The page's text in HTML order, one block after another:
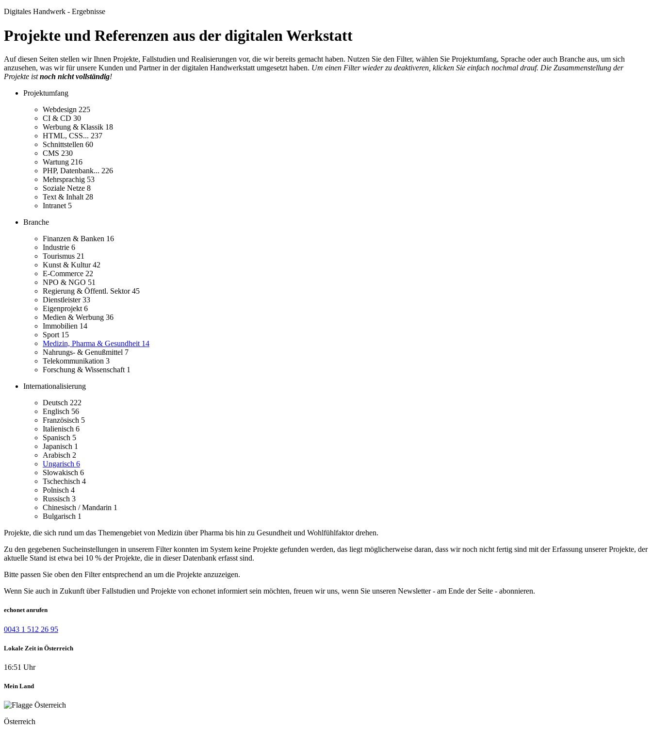
Digitales Handwerk - Ergebnisse
Projekte und Referenzen aus der digitalen Werkstatt
Auf diesen Seiten stellen wir Ihnen Projekte, Fallstudien und Realisierungen vor, die wir bereits gemacht haben. Nutzen Sie den Filter, wählen Sie Projektumfang, Sprache oder auch Branche aus, um sich
anzusehen, was wir für unsere Kunden und Partner in der digitalen Handwerkstatt umgesetzt haben. Um einen Filter wieder zu deaktiveren, klicken Sie einfach nochmal drauf. Die Zusammenstellung der
Projekte istnoch nicht vollständig!
Projektumfang
Webdesign 225
CI & CD 30
Werbung & Klassik 18
HTML, CSS... 237
Schnittstellen 60
CMS 230
Wartung 216
PHP, Datenbank... 226
Mehrsprachig 53
Soziale Netze 8
Text & Inhalt 28
Intranet 5
Branche
Finanzen & Banken 16
Industrie 6
Tourismus 21
Kunst & Kultur42
E-Commerce 22
NPO & NGO 51
Regierung & Öffentl. Sektor45
Dienstleister33
Eigenprojekt 6
Medien & Werbung 36
Immobilien 14
Sport 15
Medizin, Pharma & Gesundheit 14
Nahrungs- & Genußmittel 7
Telekommunikation 3
Forschung & Wissenschaft 1
Internationalisierung
Deutsch 222
Englisch 56
Französisch 5
Italienisch 6
Spanisch 5
Japanisch 1
Arabisch 2
Ungarisch 6
Slowakisch 6
Tschechisch 4
Polnisch 4
Russisch 3
Chinesisch / Mandarin 1
Bulgarisch 1
Projekte, die sich rund um das Themengebiet von Medizin über Pharma bis hin zu Gesundheit und Wohlfühlfaktor drehen.
Zu den gegebenen Sucheinstellungen in unserem Filter konnten im System keine Projekte gefunden werden, das liegt möglicherweise daran, dass wir noch nicht fertig sind mit der Erfassung unserer Projekte, der
aktuelle Stand ist etwa bei 10 % der Projekte, die in dieser Datenbank erfasst sind.
Bitte passen Sie oben den Filter entsprechend an um die Projekte anzuzeigen.
Wenn Sie auch in Zukunft über Fallstudien und Projekte von echonet informiert sein möchten, freuen wir uns, wenn Sie unseren Newsletter - am Ende der Seite - abonnieren.
echonet anrufen
0043 1 512 26 95
Lokale Zeit in Österreich
16:51 Uhr
Mein Land
Österreich